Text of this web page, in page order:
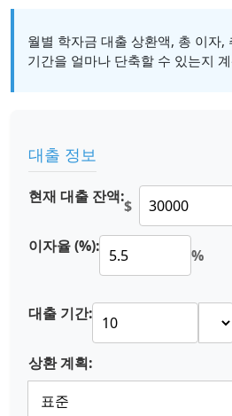
월별 학자금 대출 상환액, 총 이자,
기간을 얼마나 단축할 수 있는지
대출 정보
현재 대출 잔액:$
이자율 (%): %
대출 기간:
상환 계획: